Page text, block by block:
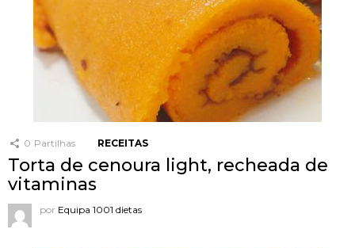
0 Partilhas RECEITAS
Torta de cenoura light, recheada de
vitaminas
por Equipa 1001 dietas